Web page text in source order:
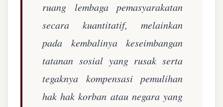
ruang lembaga pemasyarakatan
secara kuantitatif, melainkan
pada kembalinya keseimbangan
tatanan sosial yang rusak serta
tegaknya kompensasi pemulihan
hak hak korban atau negara yang